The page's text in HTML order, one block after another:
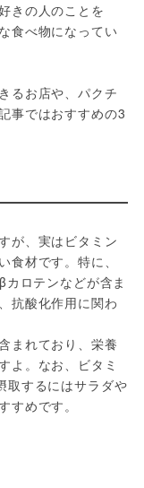
きの人のことを
食べ物になってい
るお店や、パクチ
事ではおすすめの3
が、実はビタミン
材です。特に、
ロテンなどが含ま
抗酸化作用に関わ
まれており、栄養
よ。なお、ビタミ
取するにはサラダや
すめです。